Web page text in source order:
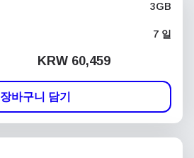
3GB
7 일
KRW 60,459
장바구니 담기